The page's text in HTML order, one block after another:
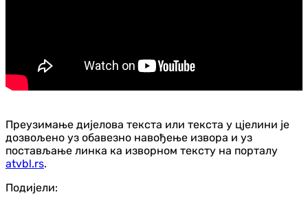
Преузимање дијелова текста или текста у цјелини је
дозвољено уз обавезно навођење извора и уз
постављање линка ка изворном тексту на порталу
atvbl.rs.
Подијели: